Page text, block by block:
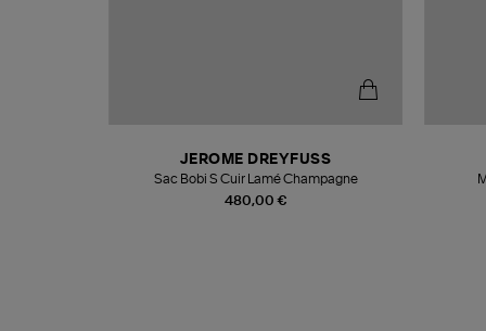
480,00 €
JEROME DREYFUSS
Sac Bobi S Cuir Lamé Champagne